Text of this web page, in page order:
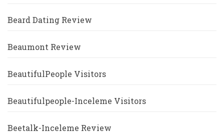
Beard Dating Review
Beaumont Review
BeautifulPeople Visitors
Beautifulpeople-Inceleme Visitors
Beetalk-Inceleme Review